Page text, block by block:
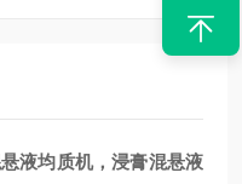
液均质机，浸膏混悬液